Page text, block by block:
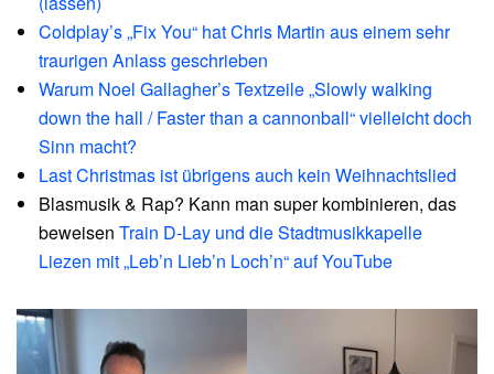
Coldplay’s „Fix You“ hat Chris Martin aus einem sehr
traurigen Anlass geschrieben
Warum Noel Gallagher’s Textzeile „Slowly walking
down the hall / Faster than a cannonball“ vielleicht doch
Sinn macht?
Last Christmas ist übrigens auch kein Weihnachtslied
Blasmusik & Rap? Kann man super kombinieren, das
beweisen Train D-Lay und die Stadtmusikkapelle
Liezen mit „Leb’n Lieb’n Loch’n“ auf YouTube